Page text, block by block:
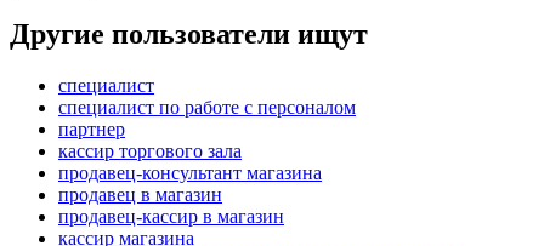
Другие пользователи ищут
специалист
специалист по работе с персоналом
партнер
кассир торгового зала
продавец-консультант магазина
продавец в магазин
продавец-кассир в магазин
кассир магазина